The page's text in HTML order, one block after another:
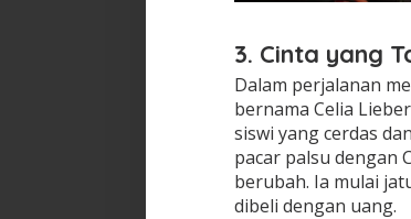
3. Cinta yang
Dalam perjalanan
bernama Celia
siswi yang cerdas
pacar palsu dengan
berubah. Ia mulai
dibeli dengan uang.